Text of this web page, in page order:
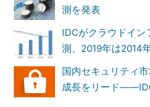
測を発表
IDCがクラウドイン
測、2019年は2014
国内セキュリティ
成長をリード